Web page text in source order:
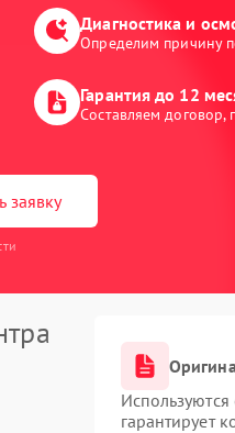
Диагностика и
Определим причину
Гарантия до 12
Составляем договор,
заявку
гарантирует